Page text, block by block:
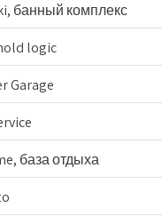
банный комплекс
logic
Garage
база отдыха